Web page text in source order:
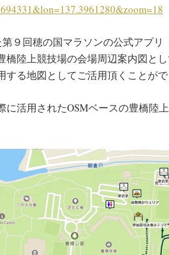
９回穂の国マラソンの公式アプリ
橋陸上競技場の会場周辺案内図と
る地図としてご活用頂くことがで
に活用されたOSMベースの豊橋陸